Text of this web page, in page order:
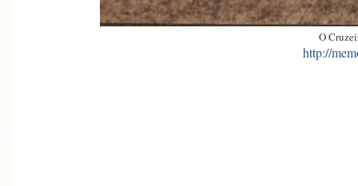
O
http://